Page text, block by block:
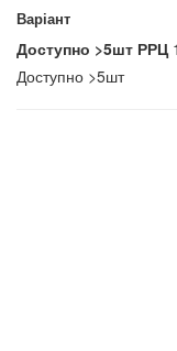
Варіант
Доступно >5шт РРЦ
Доступно >5шт